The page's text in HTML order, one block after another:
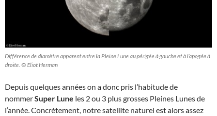
Différence de diamètre apparent entre la Pleine Lune au périgée à gauche et à l’apogée à
droite. © Eliot Herman
Depuis quelques années on a donc pris l’habitude de
nommerSuper Lune les 2 ou 3 plus grosses Pleines Lunes de
l’année. Concrètement, notre satellite naturel est alors assez